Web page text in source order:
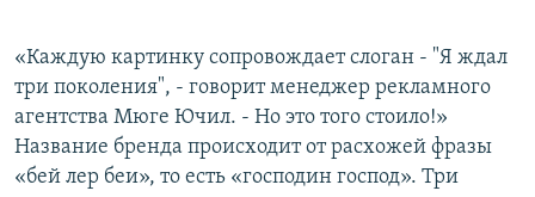
«Каждую картинку сопровождает слоган - "Я ждал
три поколения", - говорит менеджер рекламного
агентства Мюге Ючил. - Но это того стоило!»
Название бренда происходит от расхожей фразы
«бей лер беи», то есть «господин господ». Три